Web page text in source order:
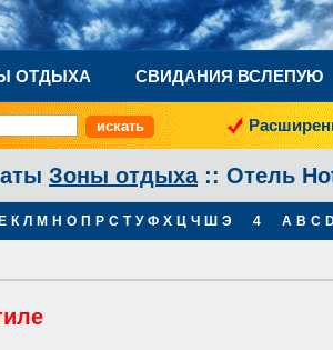
ОТДЫХА СВИДАНИЯ ВСЛЕПУЮ
Зоны отдыха:: Отель
Е К Л М Н О П Р С Т У Ф Х Ц Ч Ш Э 4 A B C